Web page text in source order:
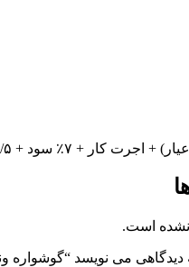
است.
دیدگاهی می نویسد “گوشواره